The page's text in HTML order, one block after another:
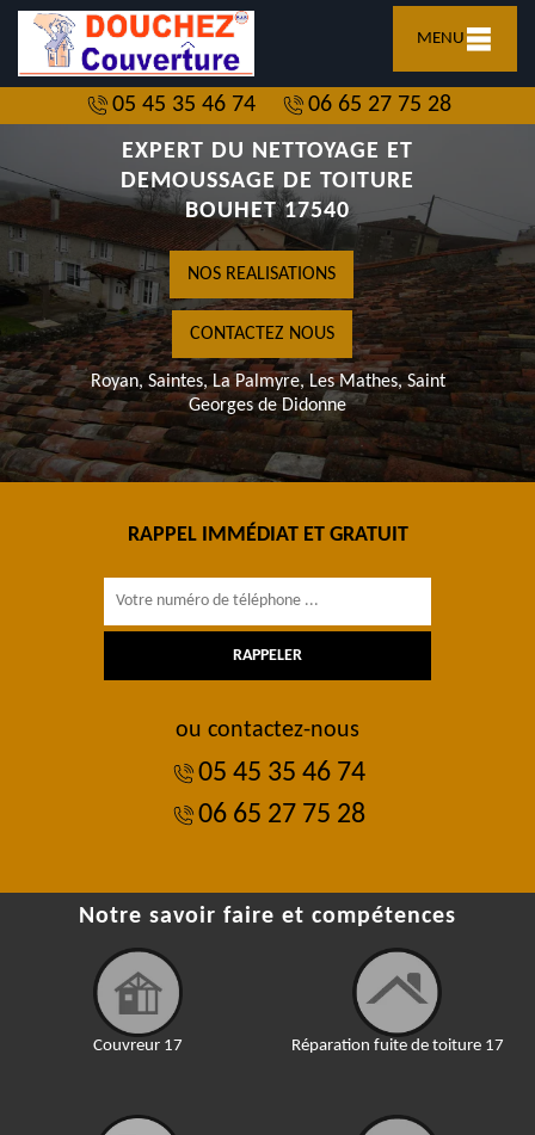
MENU
05 45 35 46 74
06 65 27 75 28
EXPERT DU NETTOYAGE ET
DEMOUSSAGE DE TOITURE
BOUHET 17540
NOS REALISATIONS
CONTACTEZ NOUS
Royan, Saintes, La Palmyre, Les Mathes, Saint
Georges de Didonne
RAPPEL IMMÉDIAT ET GRATUIT
ou contactez-nous
05 45 35 46 74
06 65 27 75 28
Notre savoir faire et compétences
Couvreur 17 Réparation fuite de toiture 17